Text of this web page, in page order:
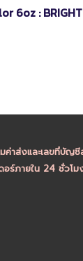
6oz : BRIGHT
ค่าส่งและเลขที่บั
อร์ภายใน 24 ชั่วโ